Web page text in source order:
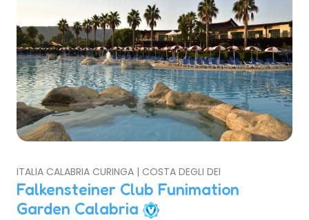
ITALIA CALABRIA CURINGA | COSTA DEGLI DEI
Falkensteiner Club Funimation
Garden Calabria